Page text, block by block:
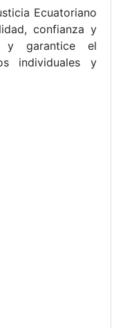
Ecuatoriano
confianza y
y garantice el
individuales y